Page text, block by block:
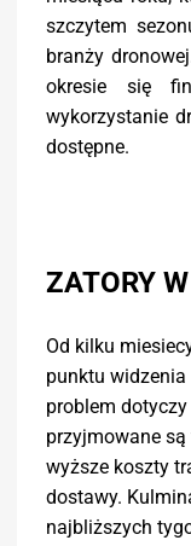
szczytem
branży
okresie się
wykorzystanie
dostępne.
ZATORY
Od kilku
punktu
problem
przyjmowane
wyższe koszty
dostawy.
najbliższych